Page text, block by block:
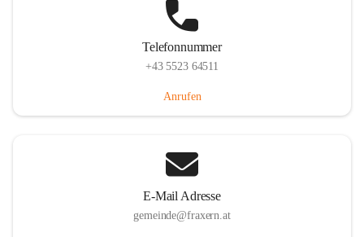
Telefonnummer
+43 5523 64511
Anrufen
E-Mail Adresse
gemeinde@fraxern.at